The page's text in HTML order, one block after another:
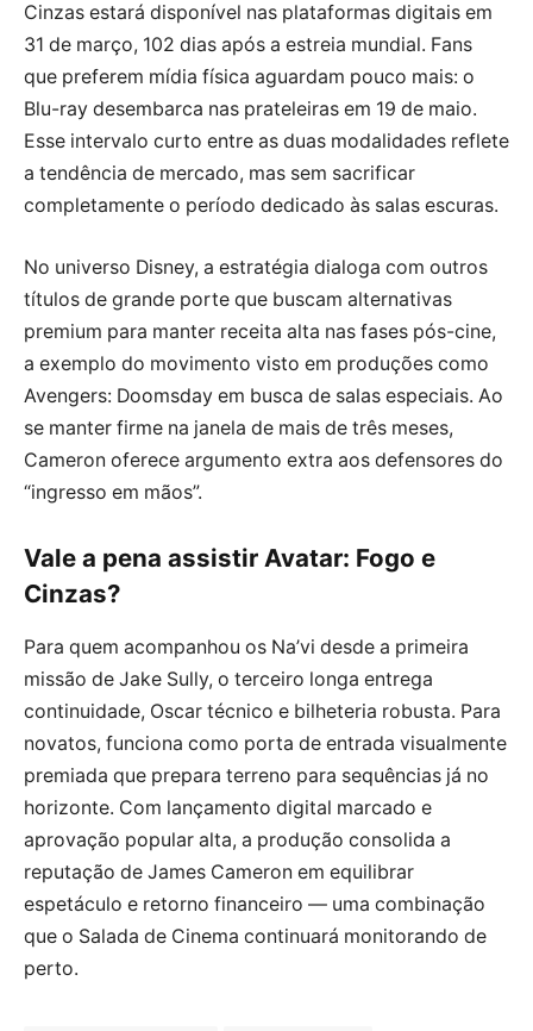
Cinzas estará disponível nas plataformas digitais em
31 de março, 102 dias após a estreia mundial. Fans
que preferem mídia física aguardam pouco mais: o
Blu-ray desembarca nas prateleiras em 19 de maio.
Esse intervalo curto entre as duas modalidades reflete
a tendência de mercado, mas sem sacrificar
completamente o período dedicado às salas escuras.
No universo Disney, a estratégia dialoga com outros
títulos de grande porte que buscam alternativas
premium para manter receita alta nas fases pós-cine,
a exemplo do movimento visto em produções como
Avengers: Doomsday em busca de salas especiais. Ao
se manter firme na janela de mais de três meses,
Cameron oferece argumento extra aos defensores do
“ingresso em mãos”.
Vale a pena assistir Avatar: Fogo e
Cinzas?
Para quem acompanhou os Na’vi desde a primeira
missão de Jake Sully, o terceiro longa entrega
continuidade, Oscar técnico e bilheteria robusta. Para
novatos, funciona como porta de entrada visualmente
premiada que prepara terreno para sequências já no
horizonte. Com lançamento digital marcado e
aprovação popular alta, a produção consolida a
reputação de James Cameron em equilibrar
espetáculo e retorno financeiro — uma combinação
que o Salada de Cinema continuará monitorando de
perto.